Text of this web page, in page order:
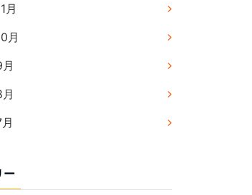
月
月
ー